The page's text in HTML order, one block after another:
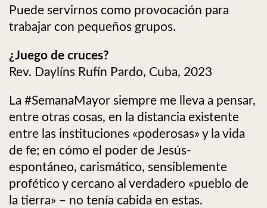
Puede servirnos como provocación para
trabajar con pequeños grupos.
¿Juego de cruces?
Rev. Daylíns Rufín Pardo, Cuba, 2023
La #SemanaMayor siempre me lleva a pensar,
entre otras cosas, en la distancia existente
entre las instituciones «poderosas» y la vida
de fe; en cómo el poder de Jesús-
espontáneo, carismático, sensiblemente
profético y cercano al verdadero «pueblo de
la tierra» – no tenía cabida en estas.